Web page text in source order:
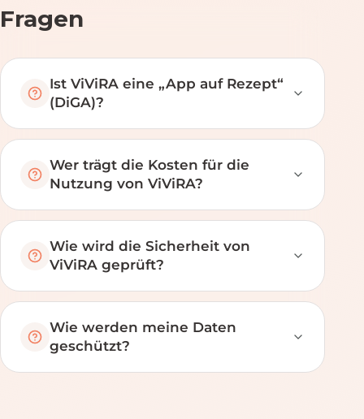
Fragen
Ist ViViRA eine „App auf Rezept“
(DiGA)?
Wer trägt die Kosten für die
Nutzung von ViViRA?
Wie wird die Sicherheit von
ViViRA geprüft?
Wie werden meine Daten
geschützt?